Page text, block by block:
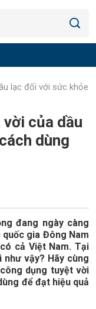
lạc đối với sức khỏe
của dầu
dùng
đang ngày càng
gia Đông Nam
cả Việt Nam. Tại
vậy? Hãy cùng
dụng tuyệt vời
để đạt hiệu quả